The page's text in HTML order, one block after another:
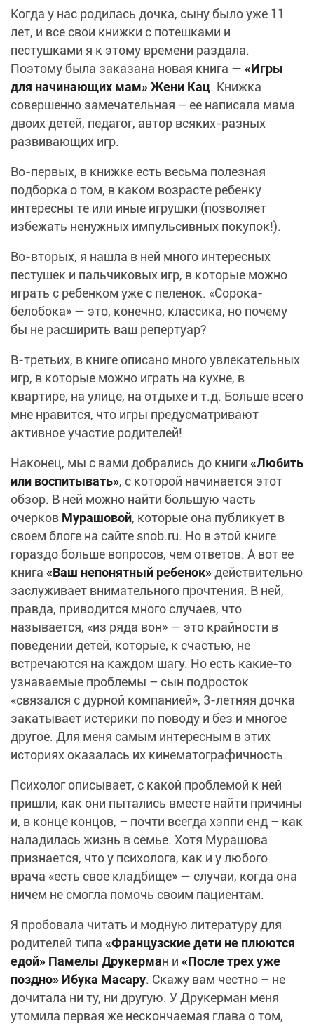
Когда у нас родилась дочка, сыну было уже 11
лет, и все свои книжки с потешками и
пестушками я к этому времени раздала.
Поэтому была заказана новая книга — «Игры
для начинающих мам» Жени Кац. Книжка
совершенно замечательная – ее написала мама
двоих детей, педагог, автор всяких-разных
развивающих игр.
Во-первых, в книжке есть весьма полезная
подборка о том, в каком возрасте ребенку
интересны те или иные игрушки (позволяет
избежать ненужных импульсивных покупок!).
Во-вторых, я нашла в ней много интересных
пестушек и пальчиковых игр, в которые можно
играть с ребенком уже с пеленок. «Сорока-
белобока» — это, конечно, классика, но почему
бы не расширить ваш репертуар?
В-третьих, в книге описано много увлекательных
игр, в которые можно играть на кухне, в
квартире, на улице, на отдыхе и т.д. Больше всего
мне нравится, что игры предусматривают
активное участие родителей!
Наконец, мы с вами добрались до книги «Любить
или воспитывать», с которой начинается этот
обзор. В ней можно найти большую часть
очерков Мурашовой, которые она публикует в
своем блоге на сайте snob.ru. Но в этой книге
гораздо больше вопросов, чем ответов. А вот ее
книга «Ваш непонятный ребенок»действительно
заслуживает внимательного прочтения. В ней,
правда, приводится много случаев, что
называется, «из ряда вон» — это крайности в
поведении детей, которые, к счастью, не
встречаются на каждом шагу. Но есть какие-то
узнаваемые проблемы – сын подросток
«связался с дурной компанией», 3-летняя дочка
закатывает истерики по поводу и без и многое
другое. Для меня самым интересным в этих
историях оказалась их кинематографичность.
Психолог описывает, с какой проблемой к ней
пришли, как они пытались вместе найти причины
и, в конце концов, – почти всегда хэппи енд – как
наладилась жизнь в семье. Хотя Мурашова
признается, что у психолога, как и у любого
врача «есть свое кладбище» — случаи, когда она
ничем не смогла помочь своим пациентам.
Я пробовала читать и модную литературу для
родителей типа «Французские дети не плюются
едой» Памелы Друкерман и «После трех уже
поздно» Ибука Масару. Скажу вам честно – не
дочитала ни ту, ни другую. У Друкерман меня
утомила первая же нескончаемая глава о том,